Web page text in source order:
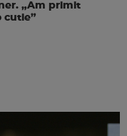
„Am primit
cutie”